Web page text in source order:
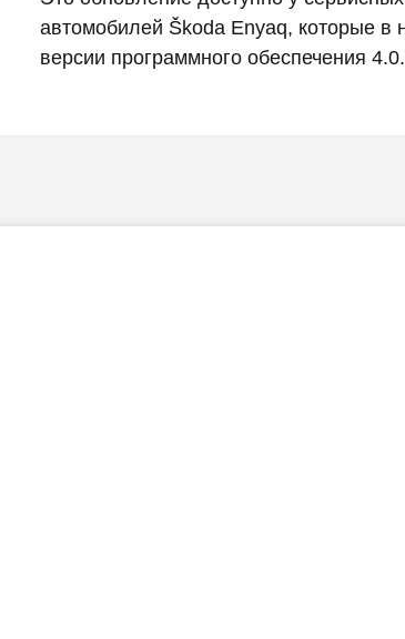
автомобилей Škoda Enyaq, которые в
версии программного обеспечения 4.0.